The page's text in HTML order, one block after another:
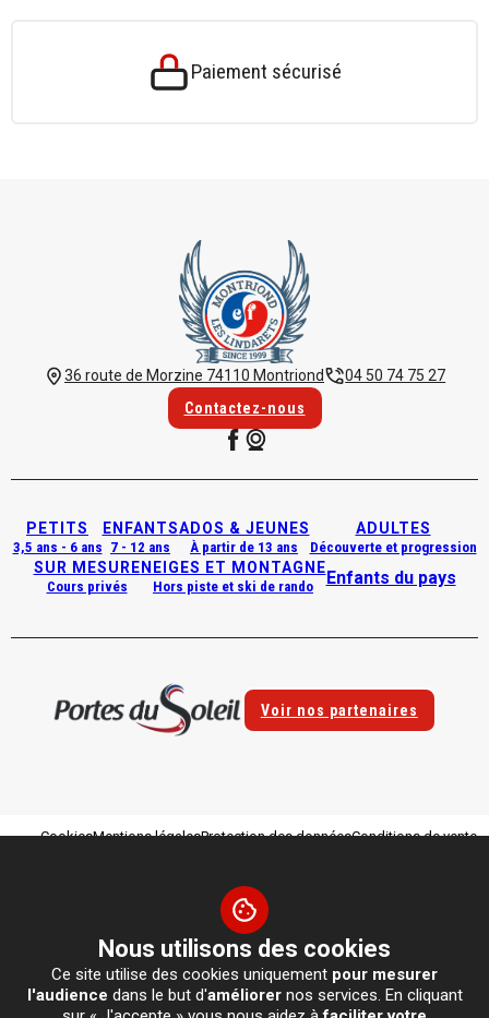
Paiement sécurisé
36 route de Morzine 74110 Montriond
04 50 74 75 27
Contactez-nous
PETITS
3,5 ans - 6 ans
ENFANTS
7 - 12 ans
ADOS & JEUNES
À partir de 13 ans
ADULTES
Découverte et progression
SUR MESURE
Cours privés
NEIGES ET MONTAGNE
Hors piste et ski de rando Enfants du pays
Voir nos partenaires
CookiesMentions légalesProtection des donnéesConditions de vente
NOS ENGAGEMENTS
La sécurité et éducation La jeunesse
L'environnement
Les territoires
Le modèle coopératif
Nous utilisons des cookies
Ce site utilise des cookies uniquement pour mesurer
l'audience dans le but d'améliorernos services. En cliquant